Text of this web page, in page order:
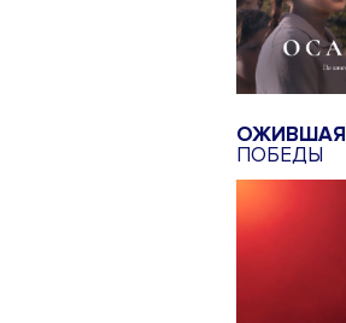
ОЖИВШАЯ
ПОБЕДЫ